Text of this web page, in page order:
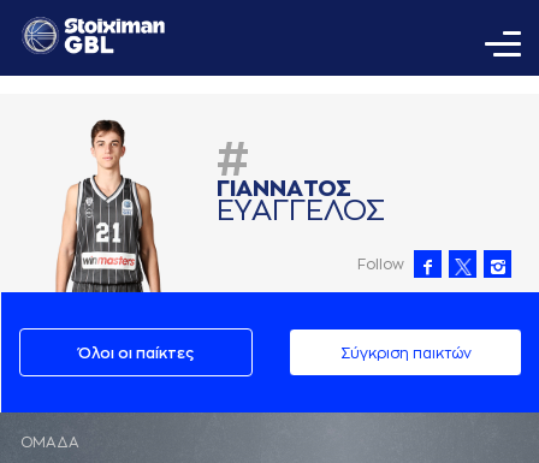
#
ΓΙAΝΝAΤΟΣ
ΕΥAΓΓΕΛΟΣ
Follow
Όλοι οι παίκτες Σύγκριση παικτών
ΟΜΑΔΑ